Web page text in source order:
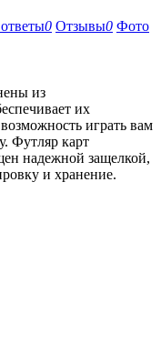
0 Отзывы0 Фото
из
их
играть вам
Футляр карт
надежной защелкой,
и хранение.